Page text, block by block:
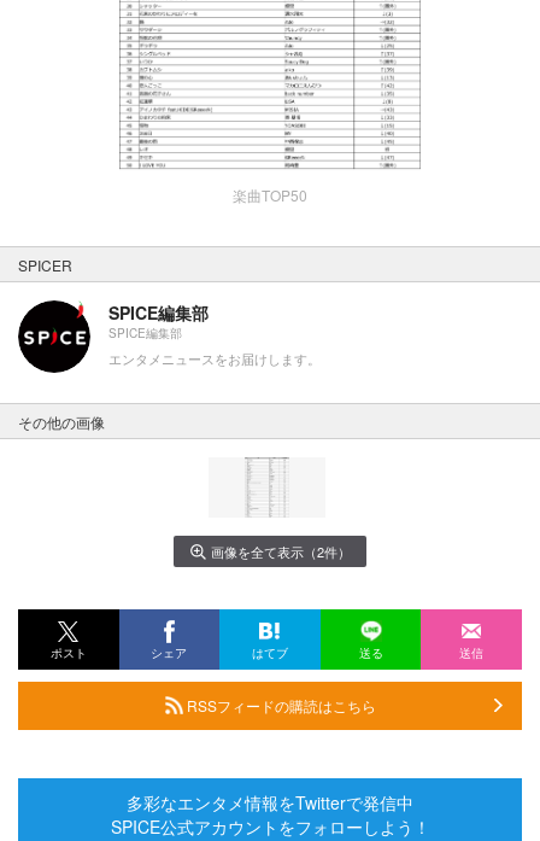
楽曲TOP50
SPICER
SPICE編集部
SPICE編集部
エンタメニュースをお届けします。
その他の画像
画像を全て表示（2件）
ポスト シェア はてブ 送る 送信
RSSフィードの購読はこちら
多彩なエンタメ情報をTwitterで発信中
SPICE公式アカウントをフォローしよう！